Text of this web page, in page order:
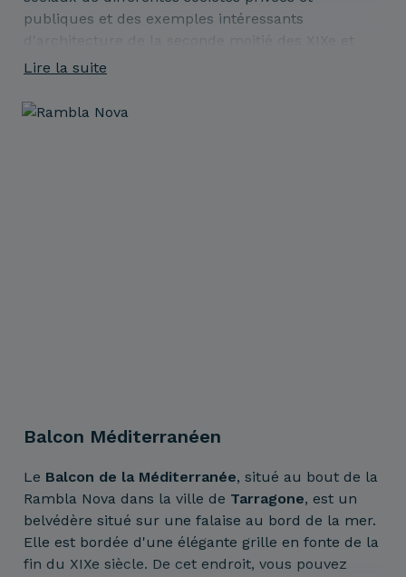
publiques et des exemples intéressants
d'architecture de la seconde moitié des XIXe et
XXe siècles.
Lire la suite
Balcon Méditerranéen
Le Balcon de la Méditerranée, situé au bout de la
Rambla Nova dans la ville de Tarragone, est un
belvédère situé sur une falaise au bord de la mer.
Elle est bordée d'une élégante grille en fonte de la
fin du XIXe siècle. De cet endroit, vous pouvez